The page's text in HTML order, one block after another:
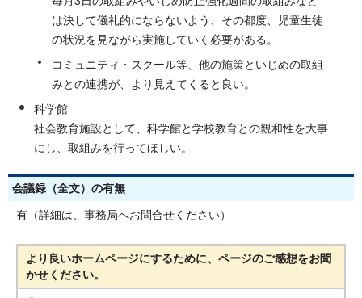
は決して儀礼的にならないよう、その都度、児童生徒
の状況を見ながら実施していく必要がある。
コミュニティ・スクール等、他の施策といじめの取組
みとの連携が、より見えてくると良い。
科学館
社会教育施設として、科学館と学校教育との親和性を大事
にし、取組みを行ってほしい。
会議録（全文）の有無
有（詳細は、事務局へお問合せください）
より良いホームページにするために、ページのご感想をお聞
かせください。